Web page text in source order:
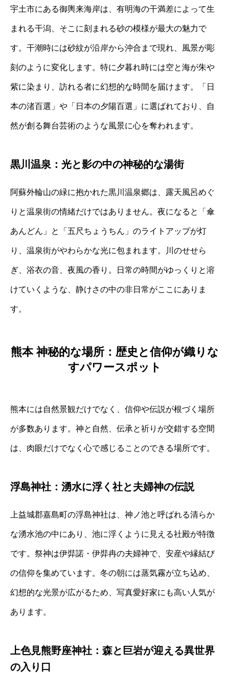
宇土市にある御輿来海岸は、有明海の干満差によって生
まれる干潟、そこに刻まれる砂の模様が最大の魅力で
す。干潮時には砂紋が沿岸から沖合まで現れ、風景が彫
刻のように変化します。特に夕暮れ時には空と海が朱や
紫に染まり、訪れる者に幻想的な時間を届けます。「日
本の渚百選」や「日本の夕陽百選」に選ばれており、自
然が創る舞台芸術のような風景に心を奪われます。
黒川温泉：光と影の中の神秘的な湯街
阿蘇外輪山の緑に抱かれた黒川温泉郷は、露天風呂めぐ
りと温泉街の情緒だけではありません。夜になると「傘
あんどん」と「五尺ちょうちん」のライトアップが灯
り、温泉街がやわらかな光に包まれます。川のせせら
ぎ、浴衣の音、夜風の香り。日常の時間がゆっくりと溶
けていくような、静けさの中の非日常がここにありま
す。
熊本 神秘的な場所：歴史と信仰が織りな
すパワースポット
熊本には自然景観だけでなく、信仰や伝説が根づく場所
が多数あります。神と自然、伝承と祈りが交錯する空間
は、肉眼だけでなく心で感じることのできる場所です。
浮島神社：湧水に浮く社と夫婦神の伝説
上益城郡嘉島町の浮島神社は、神ノ池と呼ばれる清らか
な湧水池の中にあり、池に浮くように見える社殿が特徴
です。祭神は伊弉諾・伊弉冉の夫婦神で、安産や縁結び
の信仰を集めています。冬の朝には蒸気霧が立ち込め、
幻想的な光景が広がるため、写真愛好家にも高い人気が
あります。
上色見熊野座神社：森と巨岩が迎える異世界
の入り口